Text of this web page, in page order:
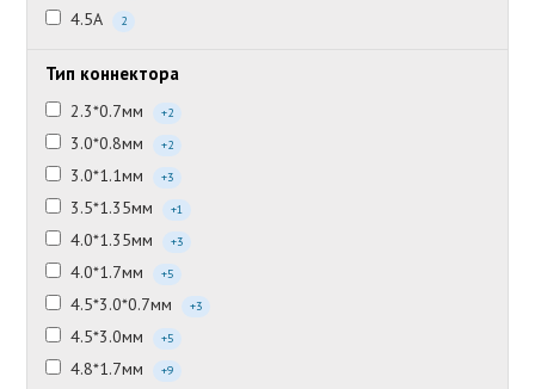
4.5А 2
Тип коннектора
2.3*0.7мм +2
3.0*0.8мм +2
3.0*1.1мм +3
3.5*1.35мм +1
4.0*1.35мм +3
4.0*1.7мм +5
4.5*3.0*0.7мм +3
4.5*3.0мм +5
4.8*1.7мм +9